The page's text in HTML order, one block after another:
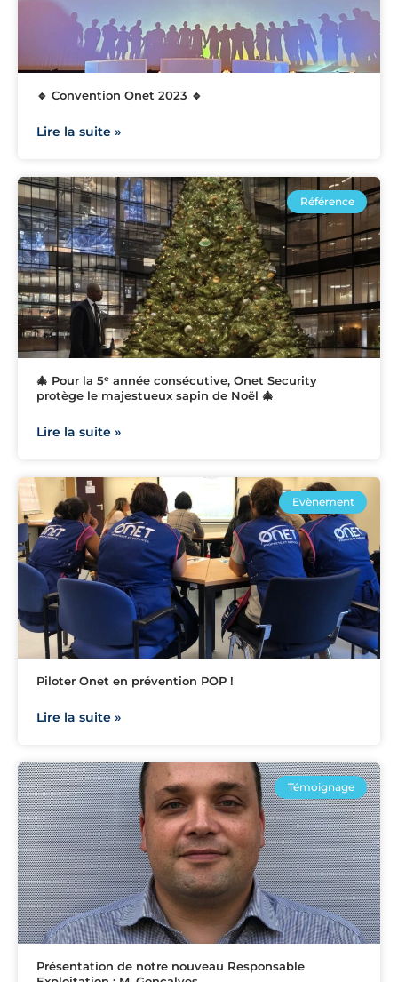
🔹 Convention Onet 2023 🔹
Lire la suite »
Référence
🎄 Pour la 5ᵉ année consécutive, Onet Security
protège le majestueux sapin de Noël 🎄
Lire la suite »
Evènement
Piloter Onet en prévention POP !
Lire la suite »
Témoignage
Présentation de notre nouveau Responsable